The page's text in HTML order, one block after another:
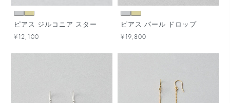
ピアス ジルコニア スター
¥12,100
ピアス パール ドロップ
¥19,800